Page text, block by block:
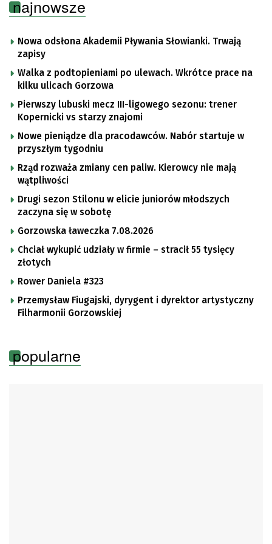
najnowsze
Nowa odsłona Akademii Pływania Słowianki. Trwają
zapisy
Walka z podtopieniami po ulewach. Wkrótce prace na
kilku ulicach Gorzowa
Pierwszy lubuski mecz III-ligowego sezonu: trener
Kopernicki vs starzy znajomi
Nowe pieniądze dla pracodawców. Nabór startuje w
przyszłym tygodniu
Rząd rozważa zmiany cen paliw. Kierowcy nie mają
wątpliwości
Drugi sezon Stilonu w elicie juniorów młodszych
zaczyna się w sobotę
Gorzowska ławeczka 7.08.2026
Chciał wykupić udziały w firmie – stracił 55 tysięcy
złotych
Rower Daniela #323
Przemysław Fiugajski, dyrygent i dyrektor artystyczny
Filharmonii Gorzowskiej
popularne